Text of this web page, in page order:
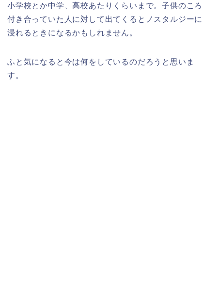
小学校とか中学、高校あたりくらいまで。子供のころ
付き合っていた人に対して出てくるとノスタルジーに
浸れるときになるかもしれません。
ふと気になると今は何をしているのだろうと思いま
す。